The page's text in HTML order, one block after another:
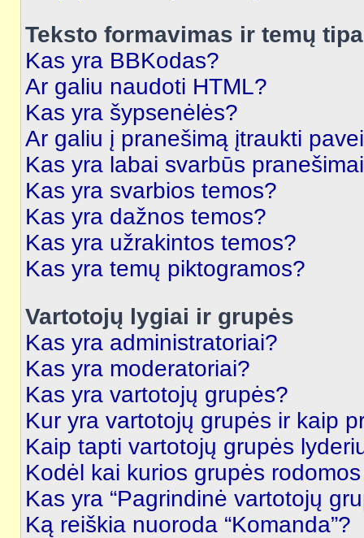
Teksto formavimas ir temų
Kas yra BBKodas?
Ar galiu naudoti HTML?
Kas yra šypsenėlės?
Ar galiu į pranešimą įtraukti
Kas yra labai svarbūs
Kas yra svarbios temos?
Kas yra dažnos temos?
Kas yra užrakintos temos?
Kas yra temų piktogramos?
Vartotojų lygiai ir grupės
Kas yra administratoriai?
Kas yra moderatoriai?
Kas yra vartotojų grupės?
Kur yra vartotojų grupės ir kaip
Kaip tapti vartotojų grupės
Kodėl kai kurios grupės
Kas yra “Pagrindinė vartotojų
Ką reiškia nuoroda “Komanda”?